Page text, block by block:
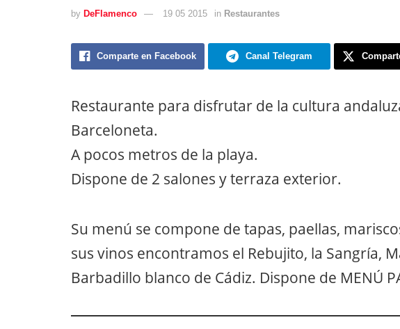
by DeFlamenco 19 05 2015 in Restaurantes
Comparte en Facebook Canal Telegram
Restaurante para disfrutar de la cultura
Barceloneta.
A pocos metros de la playa.
Dispone de 2 salones y terraza exterior.
Su menú se compone de tapas, paellas,
sus vinos encontramos el Rebujito, la Sangría,
Barbadillo blanco de Cádiz. Dispone de MENÚ